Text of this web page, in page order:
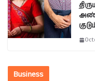
Business